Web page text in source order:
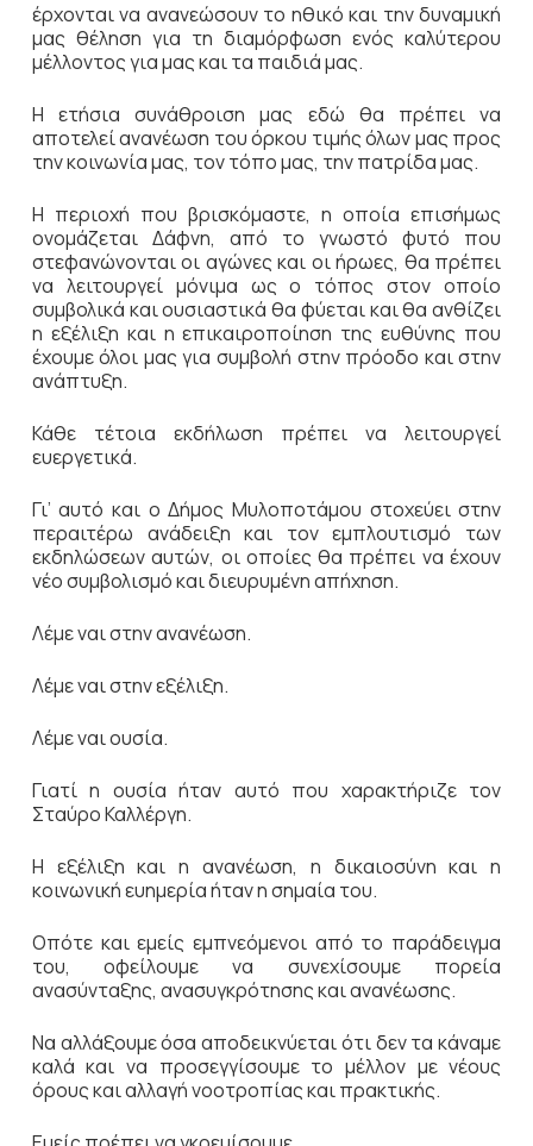
έρχονται να ανανεώσουν το ηθικό και την δυναμική
μας θέληση για τη διαμόρφωση ενός καλύτερου
μέλλοντος για μας και τα παιδιά μας.
Η ετήσια συνάθροιση μας εδώ θα πρέπει να
αποτελεί ανανέωση του όρκου τιμής όλων μας προς
την κοινωνία μας, τον τόπο μας, την πατρίδα μας.
Η περιοχή που βρισκόμαστε, η οποία επισήμως
ονομάζεται Δάφνη, από το γνωστό φυτό που
στεφανώνονται οι αγώνες και οι ήρωες, θα πρέπει
να λειτουργεί μόνιμα ως ο τόπος στον οποίο
συμβολικά και ουσιαστικά θα φύεται και θα ανθίζει
η εξέλιξη και η επικαιροποίηση της ευθύνης που
έχουμε όλοι μας για συμβολή στην πρόοδο και στην
ανάπτυξη.
Κάθε τέτοια εκδήλωση πρέπει να λειτουργεί
ευεργετικά.
Γι’ αυτό και ο Δήμος Μυλοποτάμου στοχεύει στην
περαιτέρω ανάδειξη και τον εμπλουτισμό των
εκδηλώσεων αυτών, οι οποίες θα πρέπει να έχουν
νέο συμβολισμό και διευρυμένη απήχηση.
Λέμε ναι στην ανανέωση.
Λέμε ναι στην εξέλιξη.
Λέμε ναι ουσία.
Γιατί η ουσία ήταν αυτό που χαρακτήριζε τον
Σταύρο Καλλέργη.
Η εξέλιξη και η ανανέωση, η δικαιοσύνη και η
κοινωνική ευημερία ήταν η σημαία του.
Οπότε και εμείς εμπνεόμενοι από το παράδειγμα
του, οφείλουμε να συνεχίσουμε πορεία
ανασύνταξης, ανασυγκρότησης και ανανέωσης.
Να αλλάξουμε όσα αποδεικνύεται ότι δεν τα κάναμε
καλά και να προσεγγίσουμε το μέλλον με νέους
όρους και αλλαγή νοοτροπίας και πρακτικής.